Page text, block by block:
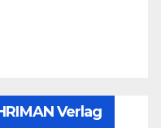
Verlag